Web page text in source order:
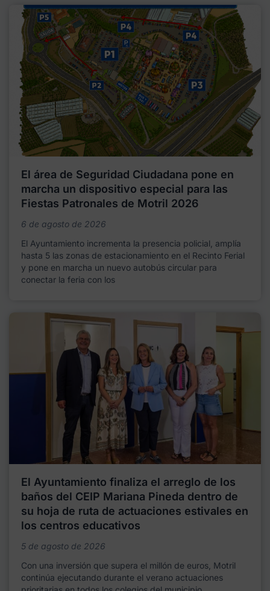
El área de Seguridad Ciudadana pone en
marcha un dispositivo especial para las
Fiestas Patronales de Motril 2026
6 de agosto de 2026
El Ayuntamiento incrementa la presencia policial, amplía
hasta 5 las zonas de estacionamiento en el Recinto Ferial
y pone en marcha un nuevo autobús circular para
conectar la feria con los
El Ayuntamiento finaliza el arreglo de los
baños del CEIP Mariana Pineda dentro de
su hoja de ruta de actuaciones estivales en
los centros educativos
5 de agosto de 2026
Con una inversión que supera el millón de euros, Motril
continúa ejecutando durante el verano actuaciones